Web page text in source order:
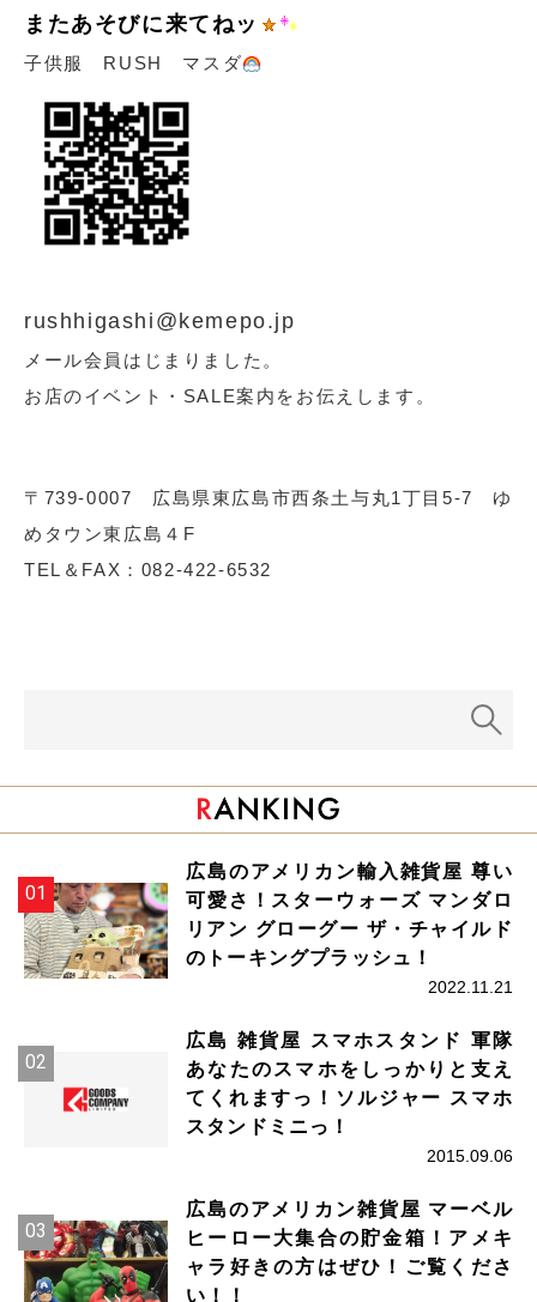
またあそびに来てねッ
子供服 RUSH マスダ
rushhigashi@kemepo.jp
メール会員はじまりました。
お店のイベント・SALE案内をお伝えします。
〒739-0007 広島県東広島市西条土与丸1丁目5-7 ゆ
めタウン東広島４F
TEL＆FAX：082-422-6532
広島のアメリカン輸入雑貨屋 尊い
可愛さ！スターウォーズ マンダロ
リアン グローグー ザ・チャイルド
のトーキングプラッシュ！
2022.11.21
広島 雑貨屋 スマホスタンド 軍隊
あなたのスマホをしっかりと支え
てくれますっ！ソルジャー スマホ
スタンドミニっ！
2015.09.06
広島のアメリカン雑貨屋 マーベル
ヒーロー大集合の貯金箱！アメキ
ャラ好きの方はぜひ！ご覧くださ
い！！